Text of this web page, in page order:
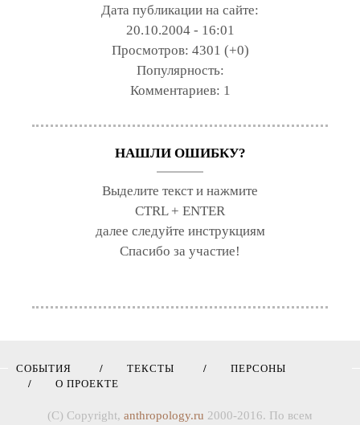
Дата публикации на сайте:
20.10.2004 - 16:01
Просмотров: 4301 (+0)
Популярность:
Комментариев: 1
НАШЛИ ОШИБКУ?
Выделите текст и нажмите
CTRL + ENTER
далее следуйте инструкциям
Спасибо за участие!
СОБЫТИЯ ТЕКСТЫ
ПЕРСОНЫ
О ПРОЕКТЕ
(C) Copyright, anthropology.ru 2000-2016. По всем